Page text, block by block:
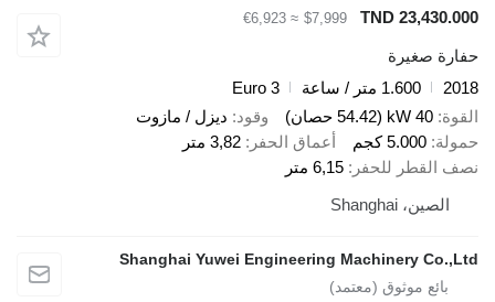
TND
$7,999
≈ €6,923
صغيرة
1.600 متر / ساعة
Euro 3
40 kW (54.42 حصان) وقود ديزل / مازوت
5.000 كجم أعماق الحفر 3,82 متر
القطر للحفر 6,15 متر
الصين، Shanghai
Shanghai Yuwei Engineering Machinery